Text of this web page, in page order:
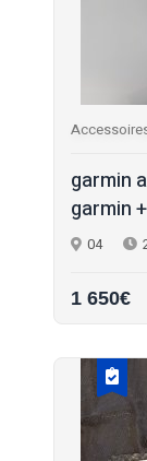
garmin
garmin
04
1 650€